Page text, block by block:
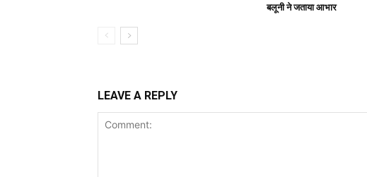
बलूनी ने जताया आभार
LEAVE A REPLY